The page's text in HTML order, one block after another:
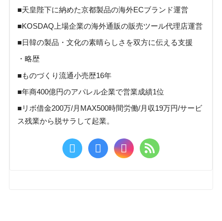
■天皇陛下に納めた京都製品の海外ECブランド運営
■KOSDAQ上場企業の海外通販の販売ツール代理店運営
■日韓の製品・文化の素晴らしさを双方に伝える支援
・略歴
■ものづくり流通小売歴16年
■年商400億円のアパレル企業で営業成績1位
■リボ借金200万/月MAX500時間労働/月収19万円/サービ
ス残業から脱サラして起業。